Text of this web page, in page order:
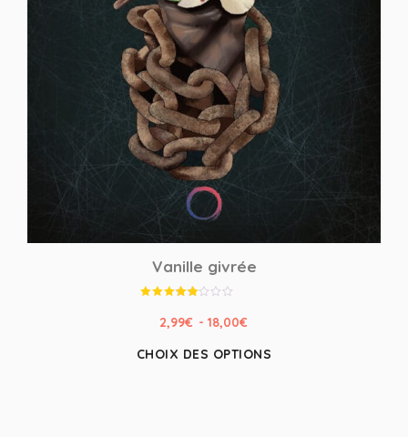
Vanille givrée
4.00
sur 5
2,99€ - 18,00€
CHOIX DES OPTIONS